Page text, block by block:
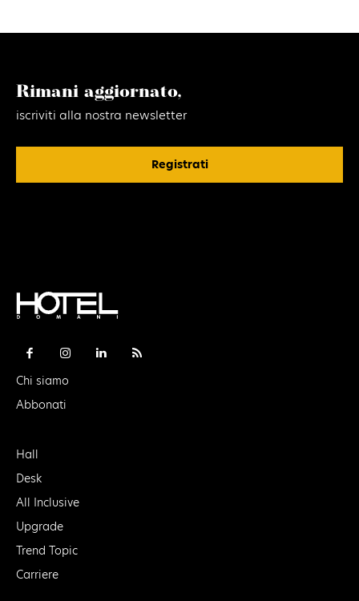
Rimani aggiornato,
iscriviti alla nostra newsletter
Registrati
Chi siamo
Abbonati
Hall
Desk
All Inclusive
Upgrade
Trend Topic
Carriere